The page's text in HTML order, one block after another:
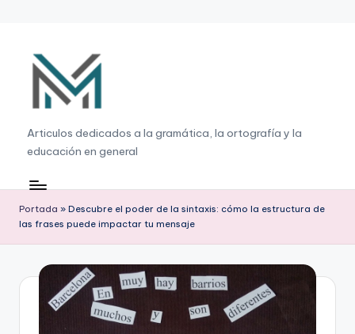
contenido
G
r
a
m
á
Articulos dedicados a la gramática, la ortografía y la
educación en general
Portada » Descubre el poder de la sintaxis: cómo la estructura de
las frases puede impactar tu mensaje